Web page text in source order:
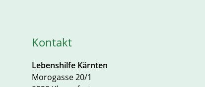
Kontakt
Lebenshilfe Kärnten
Morogasse 20/1